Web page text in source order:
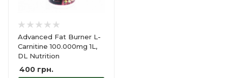
Advanced Fat Burner L-
Carnitine 100.000mg 1L,
DL Nutrition
400 грн.